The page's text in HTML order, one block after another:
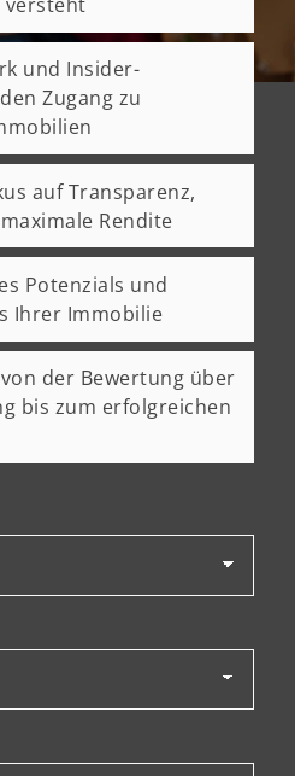
und Insider-
Zugang zu
auf Transparenz,
Rendite
Potenzials und
Ihrer Immobilie
der Bewertung über
bis zum erfolgreichen